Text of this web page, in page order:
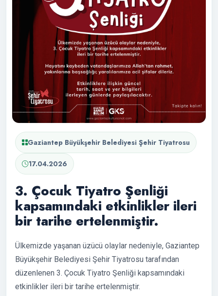
Gaziantep Büyükşehir Belediyesi Şehir Tiyatrosu
17.04.2026
3. Çocuk Tiyatro Şenliği
kapsamındaki etkinlikler ileri
bir tarihe ertelenmiştir.
Ülkemizde yaşanan üzücü olaylar nedeniyle, Gaziantep
Büyükşehir Belediyesi Şehir Tiyatrosu tarafından
düzenlenen 3. Çocuk Tiyatro Şenliği kapsamındaki
etkinlikler ileri bir tarihe ertelenmiştir.